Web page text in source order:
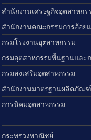
สำนักงานเศรษฐกิจอุตสาหกร
สำนักงานคณะกรรมการอ้อย
กรมโรงงานอุตสาหกรรม
กรมอุตสาหกรรมพื้นฐานและก
กรมส่งเสริมอุตสาหกรรม
สำนักงานมาตรฐานผลิตภัณ
การนิคมอุตสาหกรรม
กระทรวงพาณิชย์